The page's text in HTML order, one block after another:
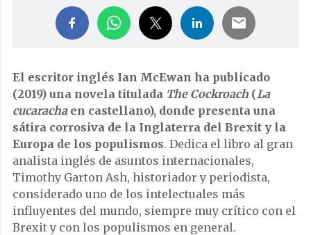
El escritor inglés Ian McEwan ha publicado
(2019) una novela titulada The Cockroach ( La
cucarachaen castellano), donde presenta una
sátira corrosiva de la Inglaterra del Brexit y la
Europa de los populismos. Dedica el libro al gran
analista inglés de asuntos internacionales,
Timothy Garton Ash, historiador y periodista,
considerado uno de los intelectuales más
influyentes del mundo, siempre muy crítico con el
Brexit y con los populismos en general.